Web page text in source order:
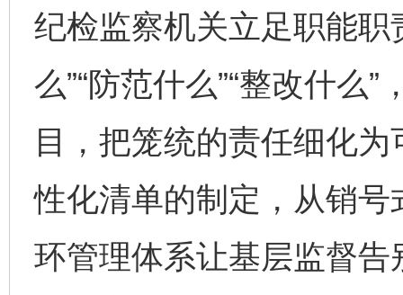
纪检监察机关立足职能职
么”“防范什么”“整改什么
目，把笼统的责任细化
性化清单的制定，从销
环管理体系让基层监督告